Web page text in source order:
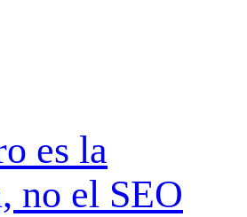
es la
no el SEO